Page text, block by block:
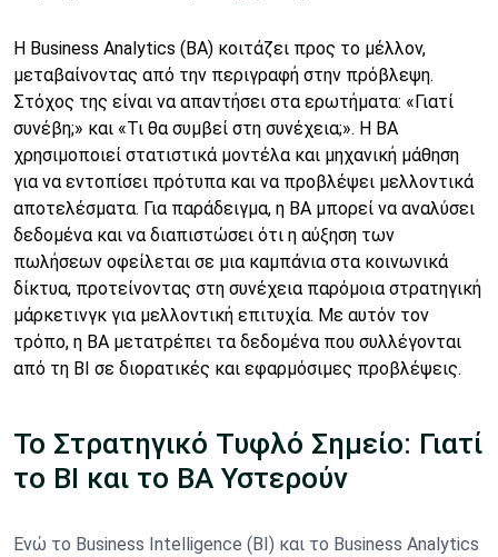
Η Business Analytics (BA) κοιτάζει προς το μέλλον,
μεταβαίνοντας από την περιγραφή στην πρόβλεψη.
Στόχος της είναι να απαντήσει στα ερωτήματα: «Γιατί
συνέβη;» και «Τι θα συμβεί στη συνέχεια;». Η BA
χρησιμοποιεί στατιστικά μοντέλα και μηχανική μάθηση
για να εντοπίσει πρότυπα και να προβλέψει μελλοντικά
αποτελέσματα. Για παράδειγμα, η BA μπορεί να αναλύσει
δεδομένα και να διαπιστώσει ότι η αύξηση των
πωλήσεων οφείλεται σε μια καμπάνια στα κοινωνικά
δίκτυα, προτείνοντας στη συνέχεια παρόμοια στρατηγική
μάρκετινγκ για μελλοντική επιτυχία. Με αυτόν τον
τρόπο, η BA μετατρέπει τα δεδομένα που συλλέγονται
από τη BI σε διορατικές και εφαρμόσιμες προβλέψεις.
Το Στρατηγικό Τυφλό Σημείο: Γιατί
το BI και το BA Υστερούν
Ενώ το Business Intelligence (BI) και το Business Analytics